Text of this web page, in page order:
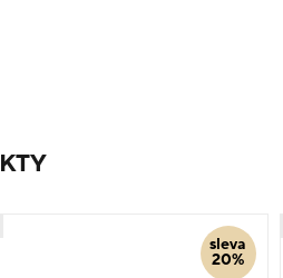
sleva
20%